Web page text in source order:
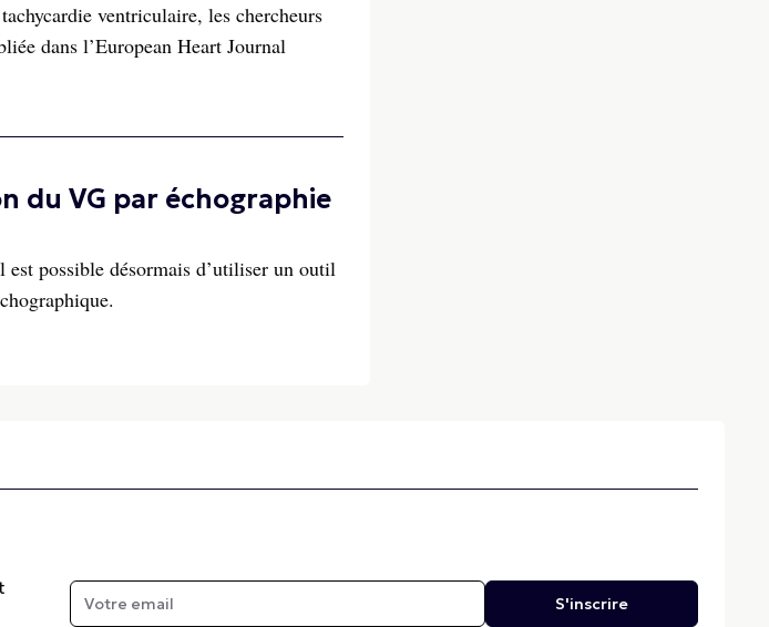
ventriculaire, les chercheurs
dans l’European Heart Journal
du VG par échographie
possible désormais d’utiliser un outil
S'inscrire